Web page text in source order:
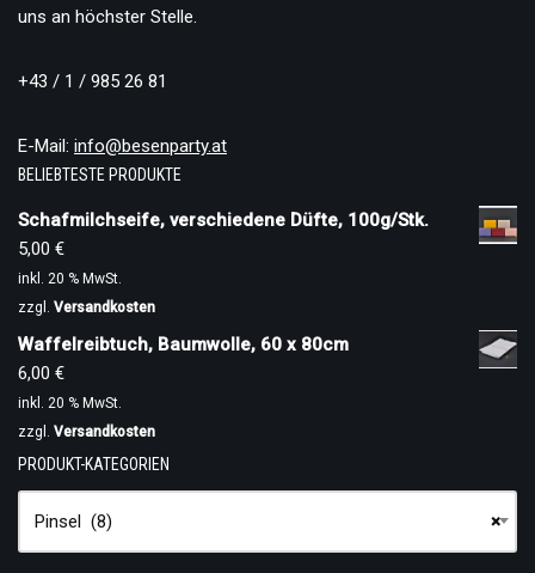
uns an höchster Stelle.
+43 / 1 / 985 26 81
E-Mail: info@besenparty.at
BELIEBTESTE PRODUKTE
Schafmilchseife, verschiedene Düfte, 100g/Stk.
5,00 €
inkl. 20 % MwSt.
zzgl. Versandkosten
Waffelreibtuch, Baumwolle, 60 x 80cm
6,00 €
inkl. 20 % MwSt.
zzgl. Versandkosten
PRODUKT-KATEGORIEN
×
Pinsel (8)